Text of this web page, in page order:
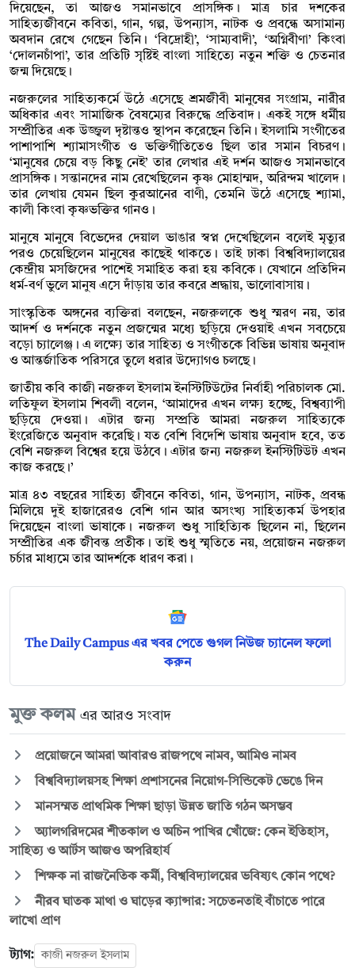
দিয়েছেন, তা আজও সমানভাবে প্রাসঙ্গিক। মাত্র চার দশকের
সাহিত্যজীবনে কবিতা, গান, গল্প, উপন্যাস, নাটক ও প্রবন্ধে অসামান্য
অবদান রেখে গেছেন তিনি। ‘বিদ্রোহী’, ‘সাম্যবাদী’, ‘অগ্নিবীণা’ কিংবা
‘দোলনচাঁপা’, তার প্রতিটি সৃষ্টিই বাংলা সাহিত্যে নতুন শক্তি ও চেতনার
জন্ম দিয়েছে।
নজরুলের সাহিত্যকর্মে উঠে এসেছে শ্রমজীবী মানুষের সংগ্রাম, নারীর
অধিকার এবং সামাজিক বৈষম্যের বিরুদ্ধে প্রতিবাদ। একই সঙ্গে ধর্মীয়
সম্প্রীতির এক উজ্জ্বল দৃষ্টান্তও স্থাপন করেছেন তিনি। ইসলামি সংগীতের
পাশাপাশি শ্যামাসংগীত ও ভক্তিগীতিতেও ছিল তার সমান বিচরণ।
‘মানুষের চেয়ে বড় কিছু নেই’ তার লেখার এই দর্শন আজও সমানভাবে
প্রাসঙ্গিক। সন্তানদের নাম রেখেছিলেন কৃষ্ণ মোহাম্মদ, অরিন্দম খালেদ।
তার লেখায় যেমন ছিল কুরআনের বাণী, তেমনি উঠে এসেছে শ্যামা,
কালী কিংবা কৃষ্ণভক্তির গানও।
মানুষে মানুষে বিভেদের দেয়াল ভাঙার স্বপ্ন দেখেছিলেন বলেই মৃত্যুর
পরও চেয়েছিলেন মানুষের কাছেই থাকতে। তাই ঢাকা বিশ্ববিদ্যালয়ের
কেন্দ্রীয় মসজিদের পাশেই সমাহিত করা হয় কবিকে। যেখানে প্রতিদিন
ধর্ম-বর্ণ ভুলে মানুষ এসে দাঁড়ায় তার কবরে শ্রদ্ধায়, ভালোবাসায়।
সাংস্কৃতিক অঙ্গনের ব্যক্তিরা বলছেন, নজরুলকে শুধু স্মরণ নয়, তার
আদর্শ ও দর্শনকে নতুন প্রজন্মের মধ্যে ছড়িয়ে দেওয়াই এখন সবচেয়ে
বড়ো চ্যালেঞ্জ। এ লক্ষ্যে তার সাহিত্য ও সংগীতকে বিভিন্ন ভাষায় অনুবাদ
ও আন্তর্জাতিক পরিসরে তুলে ধরার উদ্যোগও চলছে।
জাতীয় কবি কাজী নজরুল ইসলাম ইনস্টিটিউটের নির্বাহী পরিচালক মো.
লতিফুল ইসলাম শিবলী বলেন, ‘আমাদের এখন লক্ষ্য হচ্ছে, বিশ্বব্যাপী
ছড়িয়ে দেওয়া। এটার জন্য সম্প্রতি আমরা নজরুল সাহিত্যকে
ইংরেজিতে অনুবাদ করেছি। যত বেশি বিদেশি ভাষায় অনুবাদ হবে, তত
বেশি নজরুল বিশ্বের হয়ে উঠবে। এটার জন্য নজরুল ইনস্টিটিউট এখন
কাজ করছে।’
মাত্র ৪৩ বছরের সাহিত্য জীবনে কবিতা, গান, উপন্যাস, নাটক, প্রবন্ধ
মিলিয়ে দুই হাজারেরও বেশি গান আর অসংখ্য সাহিত্যকর্ম উপহার
দিয়েছেন বাংলা ভাষাকে। নজরুল শুধু সাহিত্যিক ছিলেন না, ছিলেন
সম্প্রীতির এক জীবন্ত প্রতীক। তাই শুধু স্মৃতিতে নয়, প্রয়োজন নজরুল
চর্চার মাধ্যমে তার আদর্শকে ধারণ করা।
The Daily Campus এর খবর পেতে গুগল নিউজ চ্যানেল ফলো
করুন
মুক্ত কলম এর আরও সংবাদ
প্রয়োজনে আমরা আবারও রাজপথে নামব, আমিও নামব
বিশ্ববিদ্যালয়সহ শিক্ষা প্রশাসনের নিয়োগ-সিন্ডিকেট ভেঙে দিন
মানসম্মত প্রাথমিক শিক্ষা ছাড়া উন্নত জাতি গঠন অসম্ভব
অ্যালগরিদমের শীতকাল ও অচিন পাখির খোঁজে: কেন ইতিহাস,
সাহিত্য ও আর্টস আজও অপরিহার্য
শিক্ষক না রাজনৈতিক কর্মী, বিশ্ববিদ্যালয়ের ভবিষ্যৎ কোন পথে?
নীরব ঘাতক মাথা ও ঘাড়ের ক্যান্সার: সচেতনতাই বাঁচাতে পারে
লাখো প্রাণ
ট্যাগ: কাজী নজরুল ইসলাম